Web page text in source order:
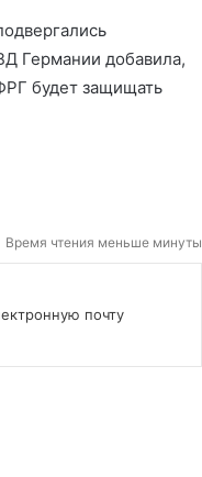
Германии добавила,
будет защищать
Время чтения меньше минуты
почту